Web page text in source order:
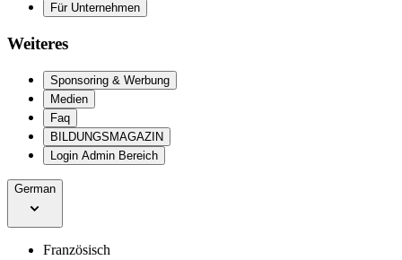
Für Unternehmen
Weiteres
Sponsoring & Werbung
Medien
Faq
BILDUNGSMAGAZIN
Login Admin Bereich
German
Französisch